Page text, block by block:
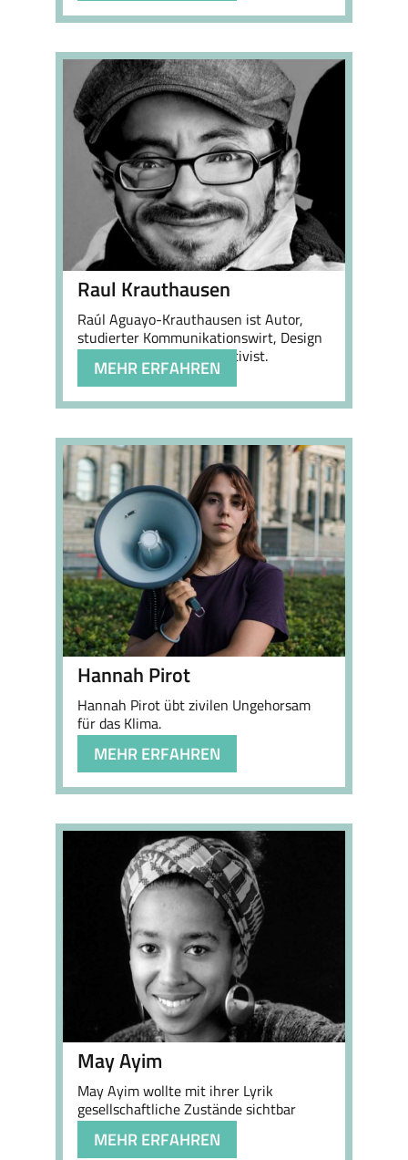
Raul Krauthausen
Raúl Aguayo-Krauthausen ist Autor,
studierter Kommunikationswirt, Design
Thinker und Inklusionsaktivist.
MEHR ERFAHREN
Hannah Pirot
Hannah Pirot übt zivilen Ungehorsam
für das Klima.
MEHR ERFAHREN
May Ayim
May Ayim wollte mit ihrer Lyrik
gesellschaftliche Zustände sichtbar
machen, …
MEHR ERFAHREN